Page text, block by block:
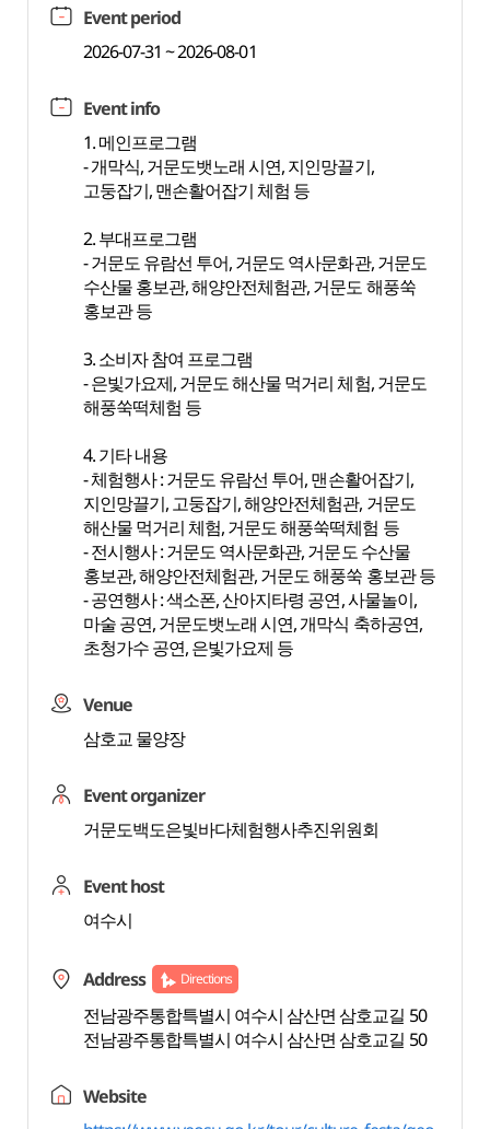
Event period
2026-07-31 ~ 2026-08-01
Event info
1. 메인프로그램
- 개막식, 거문도뱃노래 시연, 지인망끌기,
고둥잡기, 맨손활어잡기 체험 등
2. 부대프로그램
- 거문도 유람선 투어, 거문도 역사문화관, 거문도
수산물 홍보관, 해양안전체험관, 거문도 해풍쑥
홍보관 등
3. 소비자 참여 프로그램
- 은빛가요제, 거문도 해산물 먹거리 체험, 거문도
해풍쑥떡체험 등
4. 기타 내용
- 체험행사 : 거문도 유람선 투어, 맨손활어잡기,
지인망끌기, 고둥잡기, 해양안전체험관, 거문도
해산물 먹거리 체험, 거문도 해풍쑥떡체험 등
- 전시행사 : 거문도 역사문화관, 거문도 수산물
홍보관, 해양안전체험관, 거문도 해풍쑥 홍보관 등
- 공연행사 : 색소폰, 산아지타령 공연, 사물놀이,
마술 공연, 거문도뱃노래 시연, 개막식 축하공연,
초청가수 공연, 은빛가요제 등
Venue
삼호교 물양장
Event organizer
거문도백도은빛바다체험행사추진위원회
Event host
여수시
Address Directions
전남광주통합특별시 여수시 삼산면 삼호교길 50
전남광주통합특별시 여수시 삼산면 삼호교길 50
Website